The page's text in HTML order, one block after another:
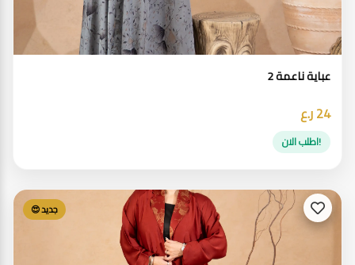
عباية ناعمة 2
24 ر.ع
!اطلب الان
جديد 😍